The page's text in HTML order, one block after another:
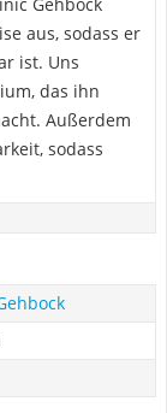
aus, sodass er
ist. Uns
das ihn
Außerdem
sodass